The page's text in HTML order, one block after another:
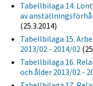
Tabellbilaga 14.
av
(25.3.2014)
Tabellbilaga 15.
2013/02 - 2014/02
Tabellbilaga 16.
och ålder 2013/02 -